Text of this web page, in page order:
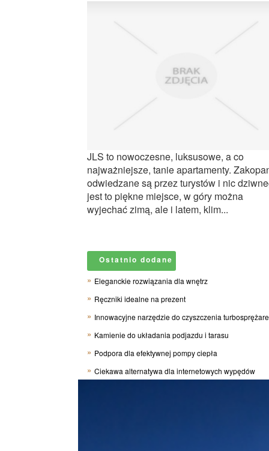
JLS to nowoczesne, luksusowe, a co
najważniejsze, tanie apartamenty.
odwiedzane są przez turystów i nic
jest to piękne miejsce, w góry można
wyjechać zimą, ale i latem, klim...
Ostatnio dodane
Eleganckie rozwiązania dla wnętrz
Ręczniki idealne na prezent
Innowacyjne narzędzie do czyszczenia
Kamienie do układania podjazdu i tarasu
Podpora dla efektywnej pompy ciepła
Ciekawa alternatywa dla internetowych wypędów